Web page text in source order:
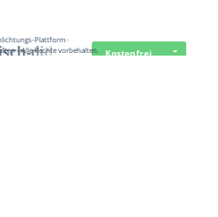
did… Kostenfrei
Plattform·
- Alle Rechte vorbehalten.